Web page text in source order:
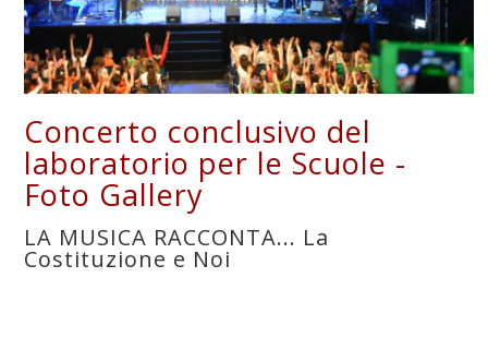
Concerto conclusivo del
laboratorio per le Scuole -
Foto Gallery
LA MUSICA RACCONTA... La
Costituzione e Noi